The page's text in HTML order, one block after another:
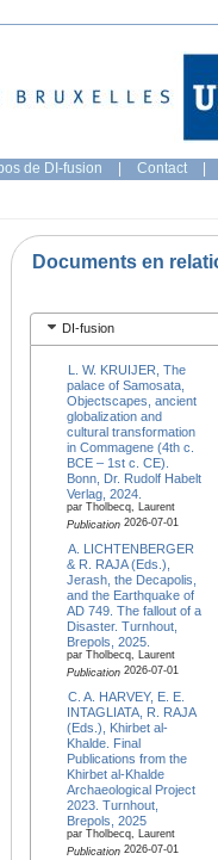
de DI-fusion | Contact |
Documents en
DI-fusion
L. W. KRUIJER, The
palace of Samosata,
Objectscapes, ancient
globalization and
cultural transformation
in Commagene (4th c.
BCE – 1st c. CE).
Bonn, Dr. Rudolf Habelt
Verlag, 2024.
par Tholbecq, Laurent
Publication2026-07-01
A. LICHTENBERGER
& R. RAJA (Eds.),
Jerash, the Decapolis,
and the Earthquake of
AD 749. The fallout of a
Disaster. Turnhout,
Brepols, 2025.
par Tholbecq, Laurent
Publication2026-07-01
C. A. HARVEY, E. E.
INTAGLIATA, R. RAJA
(Eds.), Khirbet al-
Khalde. Final
Publications from the
Khirbet al-Khalde
Archaeological Project
2023. Turnhout,
Brepols, 2025
par Tholbecq, Laurent
Publication2026-07-01